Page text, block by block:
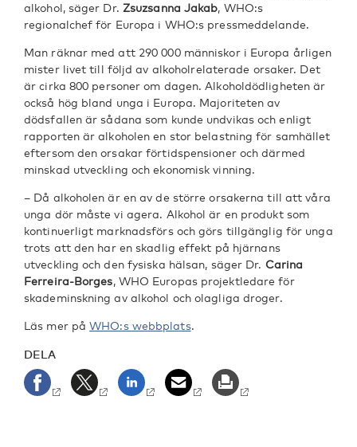
alkohol, säger Dr. Zsuzsanna Jakab, WHO:s
regionalchef för Europa i WHO:s pressmeddelande.
Man räknar med att 290 000 människor i Europa årligen
mister livet till följd av alkoholrelaterade orsaker. Det
är cirka 800 personer om dagen. Alkoholdödligheten är
också hög bland unga i Europa. Majoriteten av
dödsfallen är sådana som kunde undvikas och enligt
rapporten är alkoholen en stor belastning för samhället
eftersom den orsakar förtidspensioner och därmed
minskad utveckling och ekonomisk vinning.
– Då alkoholen är en av de större orsakerna till att våra
unga dör måste vi agera. Alkohol är en produkt som
kontinuerligt marknadsförs och görs tillgänglig för unga
trots att den har en skadlig effekt på hjärnans
utveckling och den fysiska hälsan, säger Dr. Carina
Ferreira-Borges, WHO Europas projektledare för
skademinskning av alkohol och olagliga droger.
Läs mer påWHO:s webbplats.
DELA